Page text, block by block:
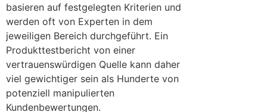
basieren auf festgelegten Kriterien und
werden oft von Experten in dem
jeweiligen Bereich durchgeführt. Ein
Produkttestbericht von einer
vertrauenswürdigen Quelle kann daher
viel gewichtiger sein als Hunderte von
potenziell manipulierten
Kundenbewertungen.